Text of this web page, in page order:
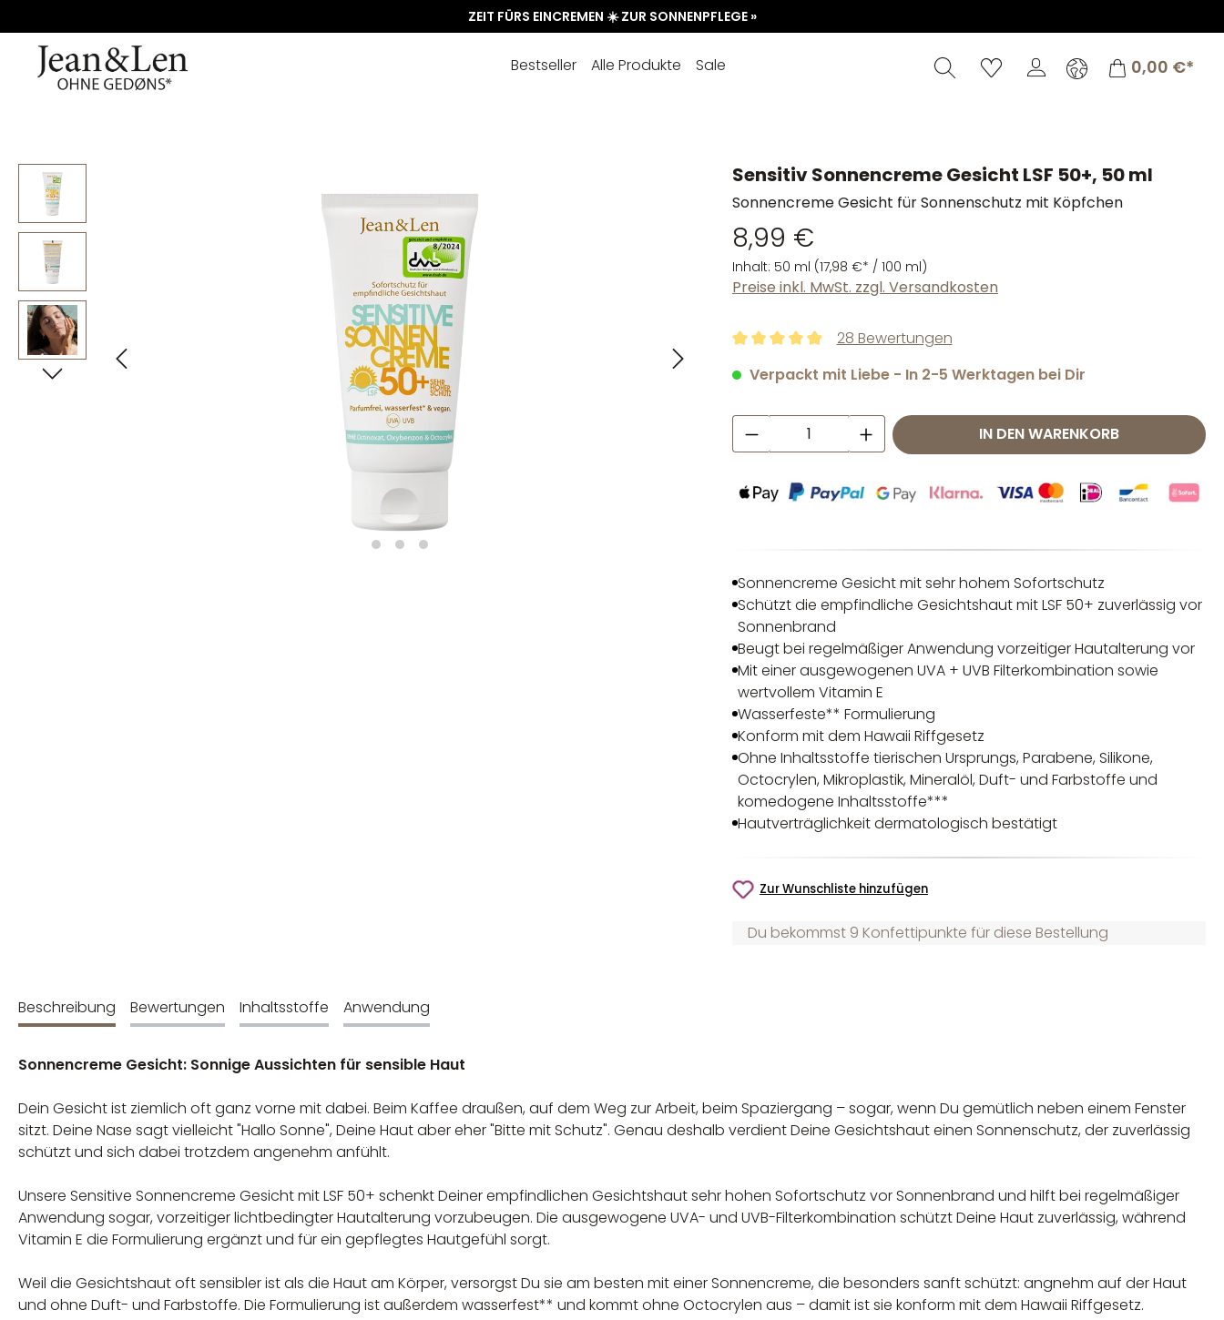
ZEIT FÜRS EINCREMEN ☀️ ZUR SONNENPFLEGE »
Bestseller Alle Produkte Sale Warenkorb
0,00 €*
Bildergalerie überspringen Sensitiv Sonnencreme Gesicht LSF 50+, 50 ml
Sonnencreme Gesicht für Sonnenschutz mit Köpfchen
8,99 €
Inhalt: 50 ml (17,98 €* / 100 ml)
Preise inkl. MwSt. zzgl. Versandkosten
28 Bewertungen
Verpackt mit Liebe - In 2-5 Werktagen bei Dir
Produkt Anzahl: Gib den gewünschten
IN DEN WARENKORB
Sonnencreme Gesicht mit sehr hohem Sofortschutz
Schützt die empfindliche Gesichtshaut mit LSF 50+ zuverlässig vor
Sonnenbrand
Beugt bei regelmäßiger Anwendung vorzeitiger Hautalterung vor
Mit einer ausgewogenen UVA + UVB Filterkombination sowie
wertvollem Vitamin E
Wasserfeste** Formulierung
Konform mit dem Hawaii Riffgesetz
Ohne Inhaltsstoffe tierischen Ursprungs, Parabene, Silikone,
Octocrylen, Mikroplastik, Mineralöl, Duft- und Farbstoffe und
komedogene Inhaltsstoffe***
Hautverträglichkeit dermatologisch bestätigt
Zur Wunschliste hinzufügen
Du bekommst 9 Konfettipunkte für diese Bestellung
Beschreibung Bewertungen Inhaltsstoffe Anwendung
Sonnencreme Gesicht: Sonnige Aussichten für sensible Haut
Dein Gesicht ist ziemlich oft ganz vorne mit dabei. Beim Kaffee draußen, auf dem Weg zur Arbeit, beim Spaziergang – sogar, wenn Du gemütlich neben einem Fenster
sitzt. Deine Nase sagt vielleicht "Hallo Sonne", Deine Haut aber eher "Bitte mit Schutz". Genau deshalb verdient Deine Gesichtshaut einen Sonnenschutz, der zuverlässig
schützt und sich dabei trotzdem angenehm anfühlt.
Unsere Sensitive Sonnencreme Gesicht mit LSF 50+ schenkt Deiner empfindlichen Gesichtshaut sehr hohen Sofortschutz vor Sonnenbrand und hilft bei regelmäßiger
Anwendung sogar, vorzeitiger lichtbedingter Hautalterung vorzubeugen. Die ausgewogene UVA- und UVB-Filterkombination schützt Deine Haut zuverlässig, während
Vitamin E die Formulierung ergänzt und für ein gepflegtes Hautgefühl sorgt.
Weil die Gesichtshaut oft sensibler ist als die Haut am Körper, versorgst Du sie am besten mit einer Sonnencreme, die besonders sanft schützt: angnehm auf der Haut
und ohne Duft- und Farbstoffe. Die Formulierung ist außerdem wasserfest** und kommt ohne Octocrylen aus – damit ist sie konform mit dem Hawaii Riffgesetz.